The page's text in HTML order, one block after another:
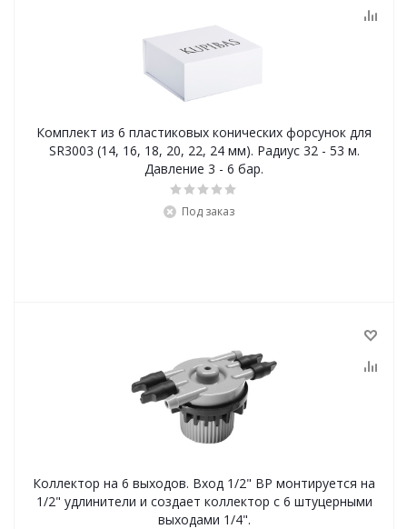
Комплект из 6 пластиковых конических форсунок для
SR3003 (14, 16, 18, 20, 22, 24 мм). Радиус 32 - 53 м.
Давление 3 - 6 бар.
Под заказ
Коллектор на 6 выходов. Вход 1/2" ВР монтируется на
1/2" удлинители и создает коллектор с 6 штуцерными
выходами 1/4".